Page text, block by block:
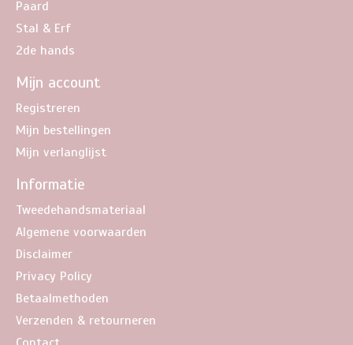
Paard
Stal & Erf
2de hands
Mijn account
Registreren
Mijn bestellingen
Mijn verlanglijst
Informatie
Tweedehandsmateriaal
Algemene voorwaarden
Disclaimer
Privacy Policy
Betaalmethoden
Verzenden & retourneren